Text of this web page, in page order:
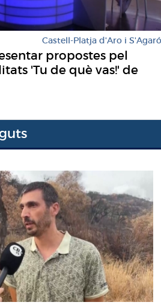
Castell-Platja d'Aro i S'Agaró
propostes pel
'Tu de què vas!' de